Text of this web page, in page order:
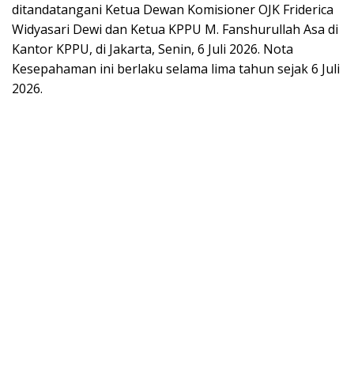
ditandatangani Ketua Dewan Komisioner OJK Friderica
Widyasari Dewi dan Ketua KPPU M. Fanshurullah Asa di
Kantor KPPU, di Jakarta, Senin, 6 Juli 2026. Nota
Kesepahaman ini berlaku selama lima tahun sejak 6 Juli
2026.